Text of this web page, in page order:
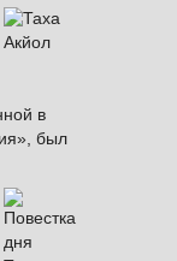
в
был